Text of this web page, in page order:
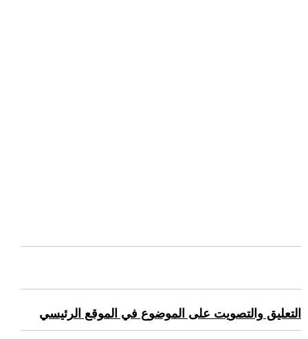
التعليق والتصويت على الموضوع في الموقع الرئيسي